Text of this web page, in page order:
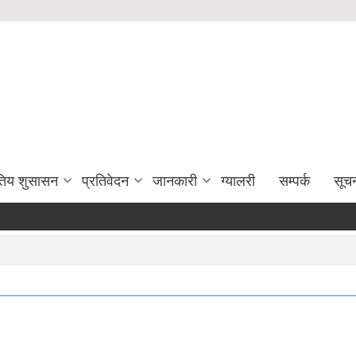
शुसासन प्रतिवेदन जानकारी ग्यालरी सम्पर्क